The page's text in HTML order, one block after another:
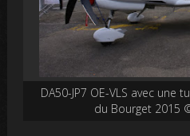
DA50-JP7 OE-VLS avec une
du Bourget 2015